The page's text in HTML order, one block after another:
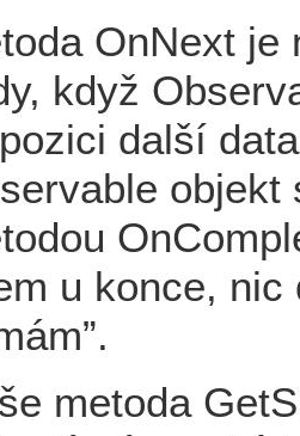
OnNext je
když
další
objekt
u konce,
metoda